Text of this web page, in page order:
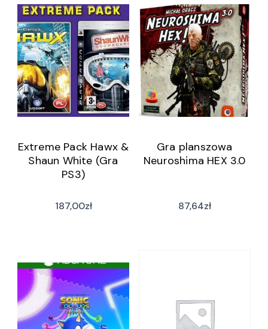
Extreme Pack Hawx &
Shaun White (Gra
PS3)
187,00zł
Gra planszowa
Neuroshima HEX 3.0
87,64zł